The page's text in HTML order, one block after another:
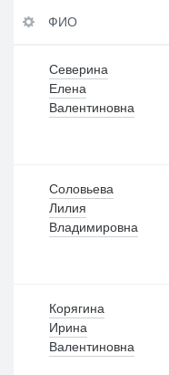
ФИ
До
лж
но
По умолчанию
ФИО
Северина
Елена
Валентиновна
Соловьева
Лилия
Владимировна
Корягина
Ирина
Валентиновна